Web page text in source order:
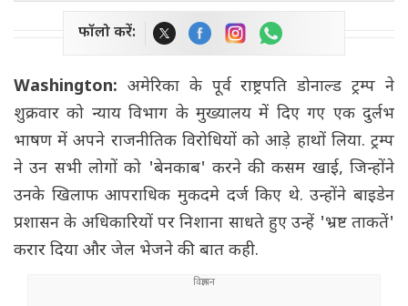
फॉलो करें:
Washington: अमेरिका के पूर्व राष्ट्रपति डोनाल्ड ट्रम्प ने
शुक्रवार को न्याय विभाग के मुख्यालय में दिए गए एक दुर्लभ
भाषण में अपने राजनीतिक विरोधियों को आड़े हाथों लिया. ट्रम्प
ने उन सभी लोगों को 'बेनकाब' करने की कसम खाई, जिन्होंने
उनके खिलाफ आपराधिक मुकदमे दर्ज किए थे. उन्होंने बाइडेन
प्रशासन के अधिकारियों पर निशाना साधते हुए उन्हें 'भ्रष्ट ताकतें'
करार दिया और जेल भेजने की बात कही.